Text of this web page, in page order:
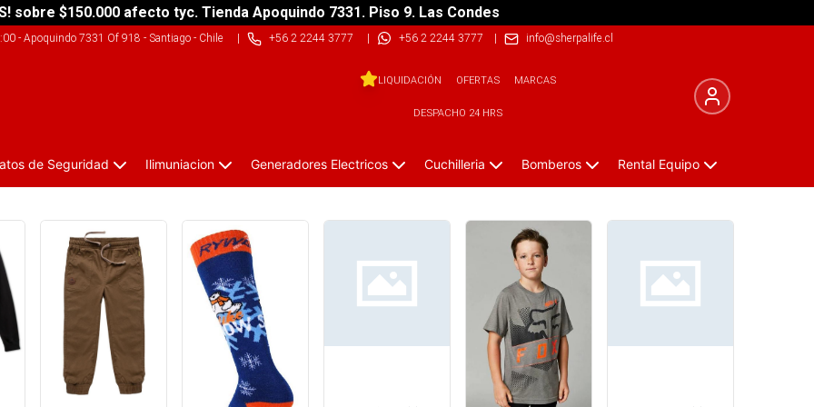
sobre $150.000 afecto tyc. Tienda Apoquindo 7331. Piso 9. Las Condes
- Apoquindo 7331 Of 918 - Santiago - Chile| +56 2 2244 3777 | +56 2 2244 3777 | info@sherpalife.cl
LIQUIDACIÓN OFERTAS MARCAS
DESPACHO 24 HRS
de Seguridad Ilimuniacion Generadores Electricos Cuchilleria Bomberos Rental Equipo